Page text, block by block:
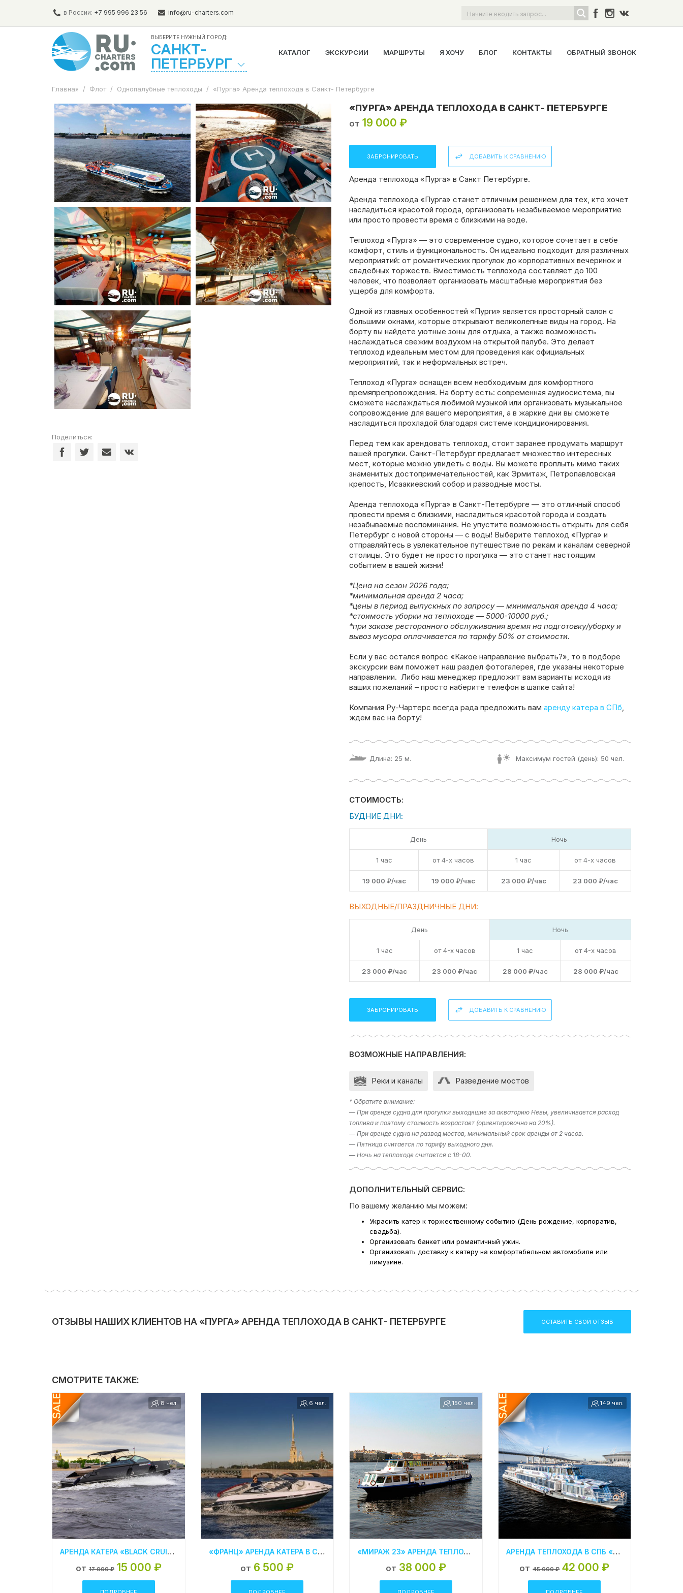
в России: +7 995 996 23 56 info@ru-charters.com
ВЫБЕРИТЕ НУЖНЫЙ ГОРОД:
САНКТ-
ПЕТЕРБУРГ
КАТАЛОГ ЭКСКУРСИИ МАРШРУТЫ Я ХОЧУ БЛОГ КОНТАКТЫ ОБРАТНЫЙ ЗВОНОК
Главная / Флот / Однопалубные теплоходы / «Пурга» Аренда теплохода в Санкт- Петербурге
Поделиться:
«ПУРГА» АРЕНДА ТЕПЛОХОДА В САНКТ- ПЕТЕРБУРГЕ
от 19 000 ₽
ЗАБРОНИРОВАТЬ ДОБАВИТЬ К СРАВНЕНИЮ
Аренда теплохода «Пурга» в Санкт Петербурге.
Аренда теплохода «Пурга» станет отличным решением для тех, кто хочет
насладиться красотой города, организовать незабываемое мероприятие
или просто провести время с близкими на воде.
Теплоход «Пурга» — это современное судно, которое сочетает в себе
комфорт, стиль и функциональность. Он идеально подходит для различных
мероприятий: от романтических прогулок до корпоративных вечеринок и
свадебных торжеств. Вместимость теплохода составляет до 100
человек, что позволяет организовать масштабные мероприятия без
ущерба для комфорта.
Одной из главных особенностей «Пурги» является просторный салон с
большими окнами, которые открывают великолепные виды на город. На
борту вы найдете уютные зоны для отдыха, а также возможность
наслаждаться свежим воздухом на открытой палубе. Это делает
теплоход идеальным местом для проведения как официальных
мероприятий, так и неформальных встреч.
Теплоход «Пурга» оснащен всем необходимым для комфортного
времяпрепровождения. На борту есть: современная аудиосистема, вы
сможете наслаждаться любимой музыкой или организовать музыкальное
сопровождение для вашего мероприятия, а в жаркие дни вы сможете
насладиться прохладой благодаря системе кондиционирования.
Перед тем как арендовать теплоход, стоит заранее продумать маршрут
вашей прогулки. Санкт-Петербург предлагает множество интересных
мест, которые можно увидеть с воды. Вы можете проплыть мимо таких
знаменитых достопримечательностей, как Эрмитаж, Петропавловская
крепость, Исаакиевский собор и разводные мосты.
Аренда теплохода «Пурга» в Санкт-Петербурге — это отличный способ
провести время с близкими, насладиться красотой города и создать
незабываемые воспоминания. Не упустите возможность открыть для себя
Петербург с новой стороны — с воды! Выберите теплоход «Пурга» и
отправляйтесь в увлекательное путешествие по рекам и каналам северной
столицы. Это будет не просто прогулка — это станет настоящим
событием в вашей жизни!
*Цена на сезон 2026 года;
*минимальная аренда 2 часа;
*цены в период выпускных по запросу — минимальная аренда 4 часа;
*стоимость уборки на теплоходе — 5000-10000 руб.;
*при заказе ресторанного обслуживания время на подготовку/уборку и
вывоз мусора оплачивается по тарифу 50% от стоимости.
Если у вас остался вопрос «Какое направление выбрать?», то в подборе
экскурсии вам поможет наш раздел фотогалерея, где указаны некоторые
направлении. Либо наш менеджер предложит вам варианты исходя из
ваших пожеланий – просто наберите телефон в шапке сайта!
Компания Ру-Чартерс всегда рада предложить вам аренду катера в СПб,
ждем вас на борту!
Длина: 25 м. Максимум гостей (день): 50 чел.
СТОИМОСТЬ:
БУДНИЕ ДНИ:
День Ночь
1 час от 4-х часов 1 час от 4-х часов
19 000 ₽/час 19 000 ₽/час 23 000 ₽/час 23 000 ₽/час
ВЫХОДНЫЕ/ПРАЗДНИЧНЫЕ ДНИ:
День Ночь
1 час от 4-х часов 1 час от 4-х часов
23 000 ₽/час 23 000 ₽/час 28 000 ₽/час 28 000 ₽/час
ЗАБРОНИРОВАТЬ ДОБАВИТЬ К СРАВНЕНИЮ
ВОЗМОЖНЫЕ НАПРАВЛЕНИЯ:
Реки и каналы Разведение мостов
* Обратите внимание:
— При аренде судна для прогулки выходящие за акваторию Невы, увеличивается расход
топлива и поэтому стоимость возрастает (ориентировочно на 20%).
— При аренде судна на развод мостов, минимальный срок аренды от 2 часов.
— Пятница считается по тарифу выходного дня.
— Ночь на теплоходе считается с 18-00.
ДОПОЛНИТЕЛЬНЫЙ СЕРВИС:
По вашему желанию мы можем:
Украсить катер к торжественному событию (День рождение, корпоратив,
свадьба).
Организовать банкет или романтичный ужин.
Организовать доставку к катеру на комфортабельном автомобиле или
лимузине.
ОТЗЫВЫ НАШИХ КЛИЕНТОВ НА «ПУРГА» АРЕНДА ТЕПЛОХОДА В САНКТ- ПЕТЕРБУРГЕ ОСТАВИТЬ СВОЙ ОТЗЫВ
СМОТРИТЕ ТАКЖЕ:
8 чел.
АРЕНДА КАТЕРА «BLACK CRUISER 33» В САНКТ-ПЕТЕРБУРГЕ
от 17 000 ₽ 15 000 ₽
6 чел.
«ФРАНЦ» АРЕНДА КАТЕРА В СПБ
от 6 500 ₽
150 чел.
«МИРАЖ 23» АРЕНДА ТЕПЛОХОДА В СПБ
от 38 000 ₽
149 чел.
АРЕНДА ТЕПЛОХОДА В СПБ «ЗВЕЗДА НЕВЫ»
от 45 000 ₽ 42 000 ₽